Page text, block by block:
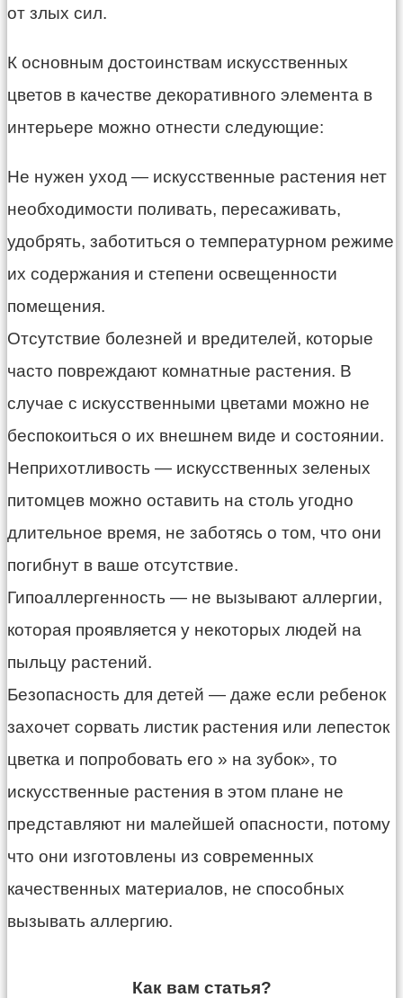
от злых сил.
К основным достоинствам искусственных
цветов в качестве декоративного элемента в
интерьере можно отнести следующие:
Не нужен уход — искусственные растения нет
необходимости поливать, пересаживать,
удобрять, заботиться о температурном режиме
их содержания и степени освещенности
помещения.
Отсутствие болезней и вредителей, которые
часто повреждают комнатные растения. В
случае с искусственными цветами можно не
беспокоиться о их внешнем виде и состоянии.
Неприхотливость — искусственных зеленых
питомцев можно оставить на столь угодно
длительное время, не заботясь о том, что они
погибнут в ваше отсутствие.
Гипоаллергенность — не вызывают аллергии,
которая проявляется у некоторых людей на
пыльцу растений.
Безопасность для детей — даже если ребенок
захочет сорвать листик растения или лепесток
цветка и попробовать его » на зубок», то
искусственные растения в этом плане не
представляют ни малейшей опасности, потому
что они изготовлены из современных
качественных материалов, не способных
вызывать аллергию.
Как вам статья?